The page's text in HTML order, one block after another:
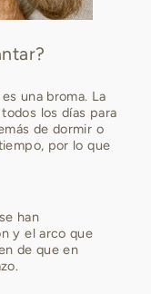
una broma. La
los días para
de dormir o
por lo que
han
y el arco que
de que en